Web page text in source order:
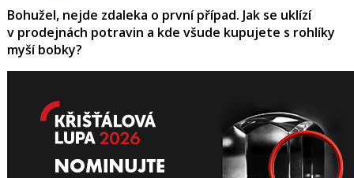
Bohužel, nejde zdaleka o první případ. Jak se uklízí
v prodejnách potravin a kde všude kupujete s rohlíky
myší bobky?